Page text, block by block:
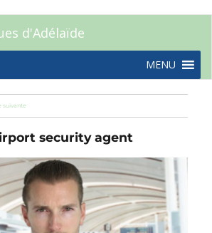
d'Adélaïde
MENU
suivante
security agent